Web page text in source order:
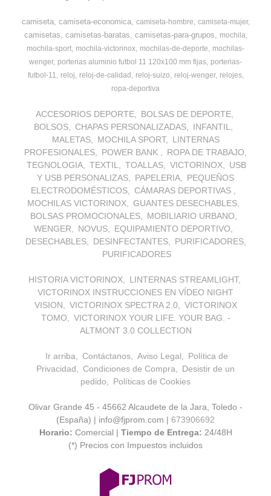
camiseta camiseta-economica camiseta-hombre camiseta-mujer
camisetas camisetas-baratas camisetas-para-grupos
mochila
mochila-sport mochila-victorinox mochilas-de-deporte
mochilas-
wenger porterias aluminio futbol 11 120x100 mm fijas porterias-
futbol-11
reloj reloj-de-calidad reloj-suizo reloj-wenger
relojes
ropa-deportiva
ACCESORIOS DEPORTE
BOLSAS DE DEPORTE
BOLSOS
CHAPAS PERSONALIZADAS
INFANTIL
MALETAS
MOCHILA SPORT
LINTERNAS
PROFESIONALES
POWER BANK
ROPA DE TRABAJO
TEGNOLOGIA
TEXTIL TOALLAS VICTORINOX
USB
Y USB PERSONALIZAS
PAPELERIA
PEQUEÑOS
ELECTRODOMÉSTICOS
CÁMARAS DEPORTIVAS
MOCHILAS VICTORINOX
GUANTES DESECHABLES
BOLSAS PROMOCIONALES
MOBILIARIO URBANO
WENGER
NOVUS
EQUIPAMIENTO DEPORTIVO
DESECHABLES
DESINFECTANTES
PURIFICADORES
PURIFICADORES
HISTORIA VICTORINOX
LINTERNAS STREAMLIGHT
VICTORINOX INSTRUCCIONES EN VÍDEO NIGHT
VISION
VICTORINOX SPECTRA 2.0
VICTORINOX
TOMO
VICTORINOX YOUR LIFE. YOUR BAG. -
ALTMONT 3.0 COLLECTION
Ir arriba Contáctanos Aviso Legal
Política de
Privacidad
Condiciones de Compra
Desistir de un
pedido
Políticas de Cookies
Olivar Grande 45 - 45662 Alcaudete de la Jara, Toledo -
(España) | info@fjprom.com | 673906692
Horario: Comercial | Tiempo de Entrega: 24/48H
(*) Precios con Impuestos incluidos